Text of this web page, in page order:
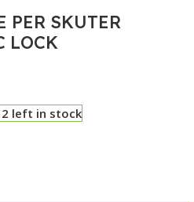
PER SKUTER
LOCK
2 left in stock